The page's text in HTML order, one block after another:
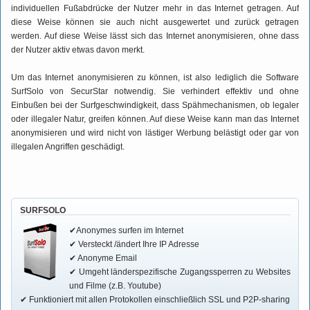
individuellen Fußabdrücke der Nutzer mehr in das Internet getragen. Auf
diese Weise können sie auch nicht ausgewertet und zurück getragen
werden. Auf diese Weise lässt sich das Internet anonymisieren, ohne dass
der Nutzer aktiv etwas davon merkt.
Um das Internet anonymisieren zu können, ist also lediglich die Software
SurfSolo von SecurStar notwendig. Sie verhindert effektiv und ohne
Einbußen bei der Surfgeschwindigkeit, dass Spähmechanismen, ob legaler
oder illegaler Natur, greifen können. Auf diese Weise kann man das Internet
anonymisieren und wird nicht von lästiger Werbung belästigt oder gar von
illegalen Angriffen geschädigt.
SURFSOLO
✔Anonymes surfen im Internet
✔ Versteckt /ändert Ihre IP Adresse
✔ Anonyme Email
✔ Umgeht länderspezifische Zugangssperren zu Websites
und Filme (z.B. Youtube)
✔ Funktioniert mit allen Protokollen einschließlich SSL und P2P-sharing